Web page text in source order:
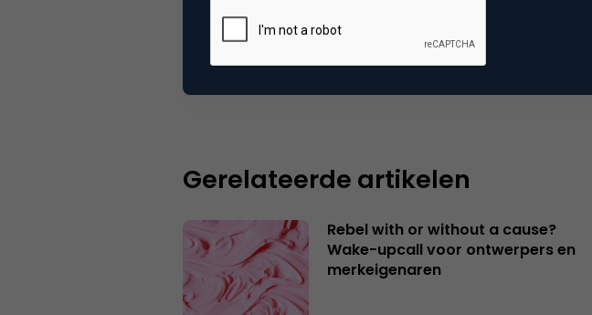
Plaats reactie
Gerelateerde artikelen
Rebel with or without a cause?
Wake-upcall voor ontwerpers en
merkeigenaren